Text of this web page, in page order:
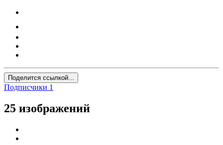
Поделится ссылкой...
Подписчики 1
25 изображений